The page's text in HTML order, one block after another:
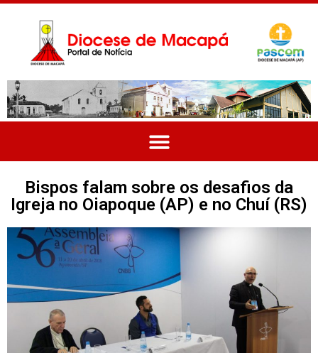
Bispos falam sobre os desafios da
Igreja no Oiapoque (AP) e no Chuí (RS)